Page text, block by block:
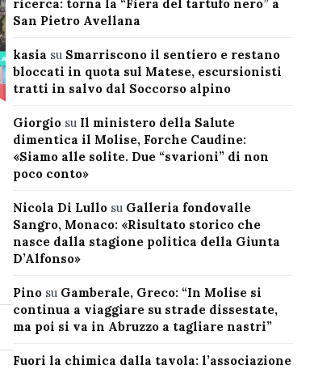
ricerca: torna la “Fiera del tartufo nero” a
San Pietro Avellana
kasia su Smarriscono il sentiero e restano
bloccati in quota sul Matese, escursionisti
tratti in salvo dal Soccorso alpino
Giorgiosu Il ministero della Salute
dimentica il Molise, Forche Caudine:
«Siamo alle solite. Due “svarioni” di non
poco conto»
Nicola Di Lullosu Galleria fondovalle
Sangro, Monaco: «Risultato storico che
nasce dalla stagione politica della Giunta
D’Alfonso»
Pinosu Gamberale, Greco: “In Molise si
continua a viaggiare su strade dissestate,
ma poi si va in Abruzzo a tagliare nastri”
Fuori la chimica dalla tavola: l’associazione